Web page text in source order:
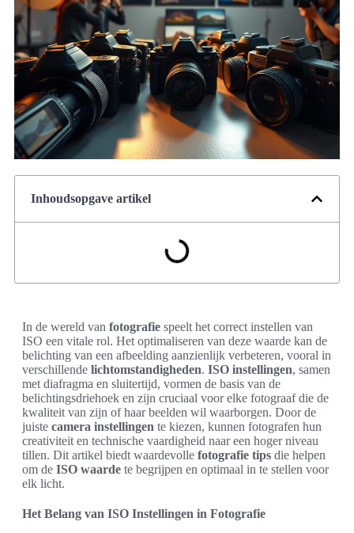
Inhoudsopgave artikel
In de wereld van fotografie speelt het correct instellen van
ISO een vitale rol. Het optimaliseren van deze waarde kan de
belichting van een afbeelding aanzienlijk verbeteren, vooral in
verschillende lichtomstandigheden. ISO instellingen, samen
met diafragma en sluitertijd, vormen de basis van de
belichtingsdriehoek en zijn cruciaal voor elke fotograaf die de
kwaliteit van zijn of haar beelden wil waarborgen. Door de
juiste camera instellingen te kiezen, kunnen fotografen hun
creativiteit en technische vaardigheid naar een hoger niveau
tillen. Dit artikel biedt waardevolle fotografie tips die helpen
om de ISO waarde te begrijpen en optimaal in te stellen voor
elk licht.
Het Belang van ISO Instellingen in Fotografie